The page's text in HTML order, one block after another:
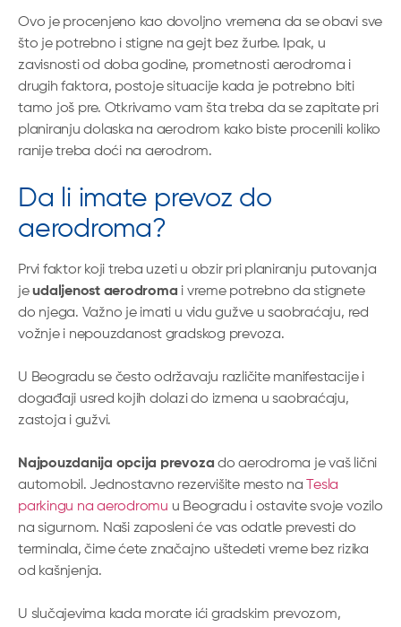
Ovo je procenjeno kao dovoljno vremena da se obavi sve
što je potrebno i stigne na gejt bez žurbe. Ipak, u
zavisnosti od doba godine, prometnosti aerodroma i
drugih faktora, postoje situacije kada je potrebno biti
tamo još pre. Otkrivamo vam šta treba da se zapitate pri
planiranju dolaska na aerodrom kako biste procenili koliko
ranije treba doći na aerodrom.
Da li imate prevoz do
aerodroma?
Prvi faktor koji treba uzeti u obzir pri planiranju putovanja
jeudaljenost aerodroma i vreme potrebno da stignete
do njega. Važno je imati u vidu gužve u saobraćaju, red
vožnje i nepouzdanost gradskog prevoza.
U Beogradu se često održavaju različite manifestacije i
događaji usred kojih dolazi do izmena u saobraćaju,
zastoja i gužvi.
Najpouzdanija opcija prevoza do aerodroma je vaš lični
automobil. Jednostavno rezervišite mesto naTesla
parkingu na aerodromu u Beogradu i ostavite svoje vozilo
na sigurnom. Naši zaposleni će vas odatle prevesti do
terminala, čime ćete značajno uštedeti vreme bez rizika
od kašnjenja.
U slučajevima kada morate ići gradskim prevozom,